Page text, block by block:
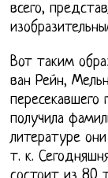
всего,
Вот таким
ван Рейн,
пересекавшего
получила
литературе
т. к.